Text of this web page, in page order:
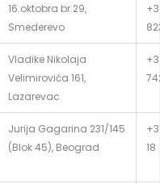
16.oktobra br.29,
Smederevo
Vladike Nikolaja
Velimirovića 161,
Lazarevac
Jurija Gagarina 231/145
(Blok 45), Beograd
18